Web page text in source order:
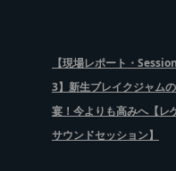
【現場レポート・
3】新生ブレイクジャム
宴！今よりも高みへ【レ
サウンドセッション】